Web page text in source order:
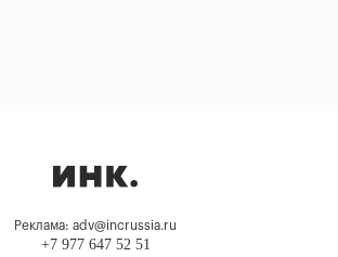
Реклама: adv@incrussia.ru
+7 977 647 52 51